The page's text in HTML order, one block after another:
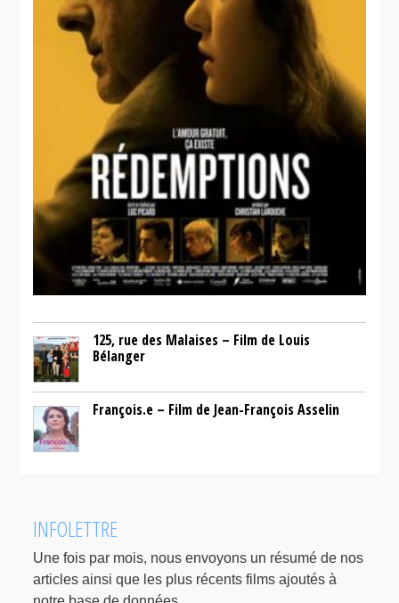
125, rue des Malaises – Film de Louis
Bélanger
François.e – Film de Jean-François Asselin
INFOLETTRE
Une fois par mois, nous envoyons un résumé de nos
articles ainsi que les plus récents films ajoutés à